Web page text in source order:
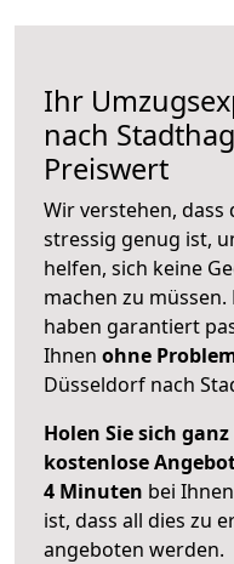
Ihr
nach
Preiswert
Wir verstehen, dass
stressig genug ist,
helfen, sich keine
machen zu
haben garantiert
Ihnen ohne
Düsseldorf nach
Holen Sie sich
kostenlose
4 Minuten bei
ist, dass all dies zu
angeboten werden.